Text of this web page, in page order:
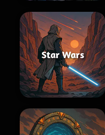
Star Wars